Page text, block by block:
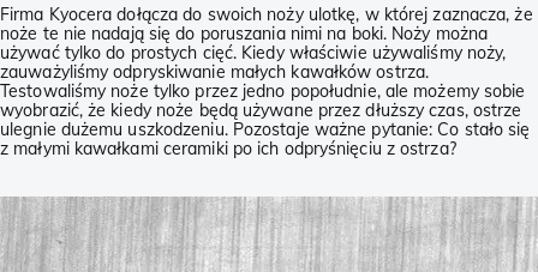
Firma Kyocera dołącza do swoich noży ulotkę, w której zaznacza, że
noże te nie nadają się do poruszania nimi na boki. Noży można
używać tylko do prostych cięć. Kiedy właściwie używaliśmy noży,
zauważyliśmy odpryskiwanie małych kawałków ostrza.
Testowaliśmy noże tylko przez jedno popołudnie, ale możemy sobie
wyobrazić, że kiedy noże będą używane przez dłuższy czas, ostrze
ulegnie dużemu uszkodzeniu. Pozostaje ważne pytanie: Co stało się
z małymi kawałkami ceramiki po ich odpryśnięciu z ostrza?